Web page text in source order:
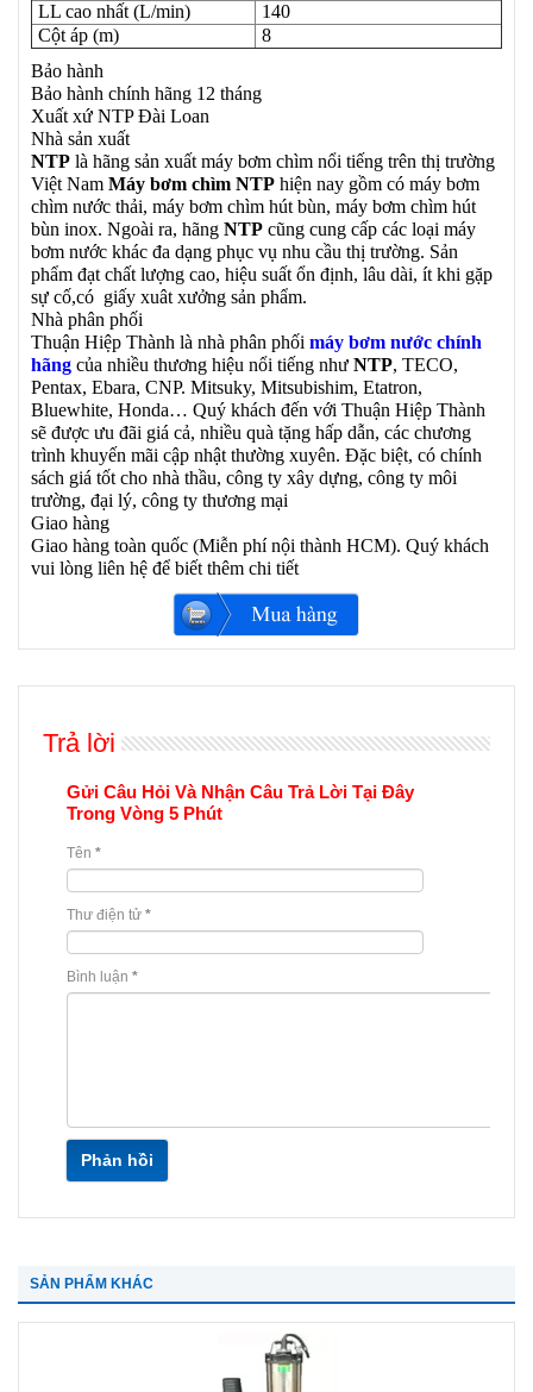
LL cao nhất (L/min)
140
Cột áp (m)
8
Bảo hành
Bảo hành chính hãng 12 tháng
Xuất xứ NTP Đài Loan
Nhà sản xuất
NTP là hãng sản xuất máy bơm chìm nổi tiếng trên thị trường
Việt Nam Máy bơm chìm NTP hiện nay gồm có máy bơm
chìm nước thải, máy bơm chìm hút bùn, máy bơm chìm hút
bùn inox. Ngoài ra, hãng NTP cũng cung cấp các loại máy
bơm nước khác đa dạng phục vụ nhu cầu thị trường. Sản
phẩm đạt chất lượng cao, hiệu suất ổn định, lâu dài, ít khi gặp
sự cố,có giấy xuât xưởng sản phẩm.
Nhà phân phối
Thuận Hiệp Thành là nhà phân phối máy bơm nước chính
hãng của nhiều thương hiệu nổi tiếng như NTP, TECO,
Pentax, Ebara, CNP. Mitsuky, Mitsubishim, Etatron,
Bluewhite, Honda… Quý khách đến với Thuận Hiệp Thành
sẽ được ưu đãi giá cả, nhiều quà tặng hấp dẫn, các chương
trình khuyến mãi cập nhật thường xuyên. Đặc biệt, có chính
sách giá tốt cho nhà thầu, công ty xây dựng, công ty môi
trường, đại lý, công ty thương mại
Giao hàng
Giao hàng toàn quốc (Miễn phí nội thành HCM). Quý khách
vui lòng liên hệ để biết thêm chi tiết
Trả lời
Gửi Câu Hỏi Và Nhận Câu Trả Lời Tại Đây
Trong Vòng 5 Phút
Tên *
Thư điện tử *
Bình luận *
Phản hồi
SẢN PHẨM KHÁC